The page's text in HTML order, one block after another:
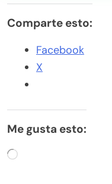
Comparte esto:
Facebook
X
Me gusta esto:
Cargando...